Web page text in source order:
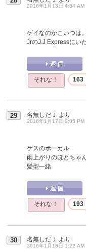
2016年1月13日 4:34 AM
ゲイなのかこいつは
JrのJ.J Expressにい
それな！ 163
29 名無しだＪ より
2016年1月17日 2:05 PM
ゲスのボーカル
雨上がりのほとちゃ
髪型一緒
それな！ 193
30 名無しだＪ より
2016年1月18日 1:22 AM